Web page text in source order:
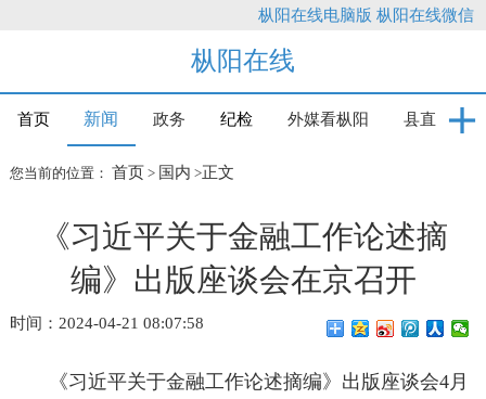
枞阳在线电脑版 枞阳在线微信
枞阳在线
首页 新闻 政务 纪检 外媒看枞阳 县直
您当前的位置： 首页 > 国内 >正文
《习近平关于金融工作论述摘
编》出版座谈会在京召开
时间：2024-04-21 08:07:58
《习近平关于金融工作论述摘编》出版座谈会4月